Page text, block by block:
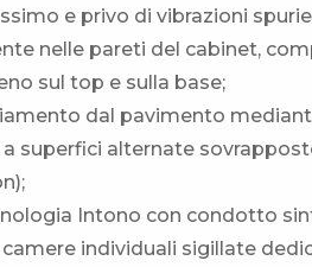
e privo di vibrazioni
nelle pareti del cabinet,
sul top e sulla base;
dal pavimento
superfici alternate
Intono con condotto
individuali sigillate